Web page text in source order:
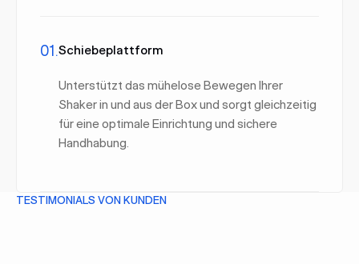
01.Schiebeplattform
Unterstützt das mühelose Bewegen Ihrer
Shaker in und aus der Box und sorgt gleichzeitig
für eine optimale Einrichtung und sichere
Handhabung.
TESTIMONIALS VON KUNDEN